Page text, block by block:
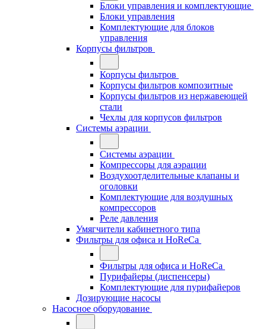
Блоки управления и комплектующие
Блоки управления
Комплектующие для блоков
управления
Корпусы фильтров
Корпусы фильтров
Корпусы фильтров композитные
Корпусы фильтров из нержавеющей
стали
Чехлы для корпусов фильтров
Системы аэрации
Системы аэрации
Компрессоры для аэрации
Воздухоотделительные клапаны и
оголовки
Комплектующие для воздушных
компрессоров
Реле давления
Умягчители кабинетного типа
Фильтры для офиса и HoReCa
Фильтры для офиса и HoReCa
Пурифайеры (диспенсеры)
Комплектующие для пурифайеров
Дозирующие насосы
Насосное оборудование